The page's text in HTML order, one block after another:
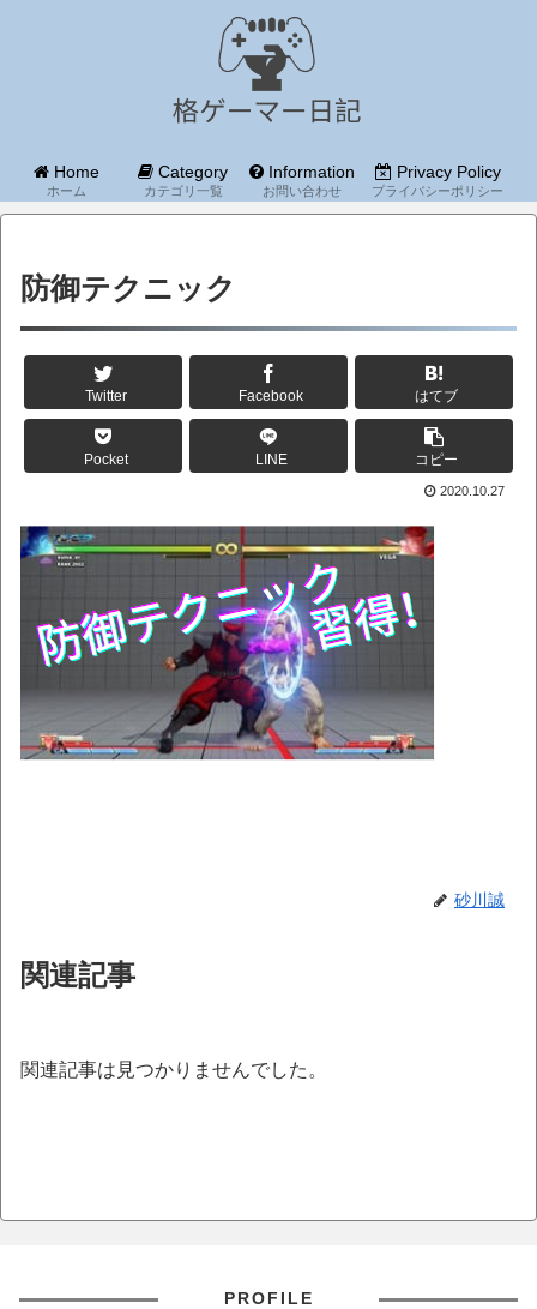
Home
ホーム
Category
カテゴリ一覧
Information
お問い合わせ
Privacy Policy
プライバシーポリシー
防御テクニック
Twitter Facebook はてブ
Pocket LINE コピー
2020.10.27
砂川誠
関連記事
関連記事は見つかりませんでした。
PROFILE